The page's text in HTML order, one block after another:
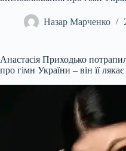
Назар Марченко
Анастасія Приходько
про гімн України – він її лякає